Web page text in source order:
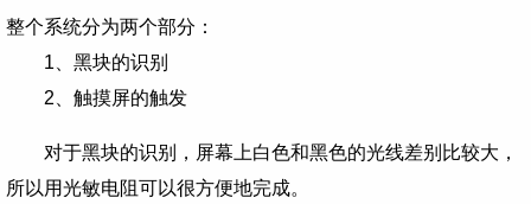
整个系统分为两个部分：
1、黑块的识别
2、触摸屏的触发
对于黑块的识别，屏幕上白色和黑色的光线差别比较大，
所以用光敏电阻可以很方便地完成。